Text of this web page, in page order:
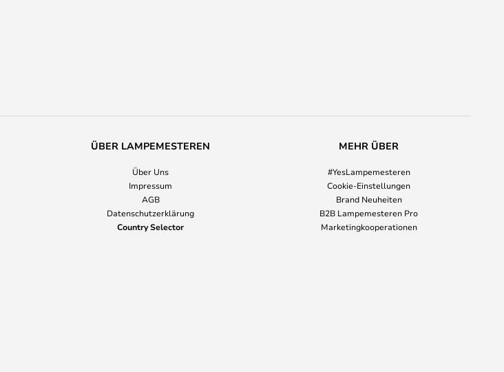
ÜBER LAMPEMESTEREN
Über Uns
Impressum
AGB
Datenschutzerklärung
Country Selector
MEHR ÜBER
#YesLampemesteren
Cookie-Einstellungen
Brand Neuheiten
B2B Lampemesteren Pro
Marketingkooperationen